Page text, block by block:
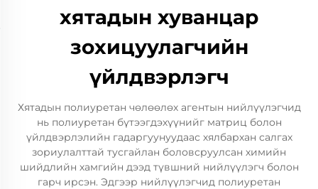
хятадын хуванцар
зохицуулагчийн
үйлдвэрлэгч
Хятадын полиуретан чөлөөлөх агентын нийлүүлэгчид
нь полиуретан бүтээгдэхүүнийг матриц болон
үйлдвэрлэлийн гадаргуунуудаас хялбархан салгах
зориулалттай тусгайлан боловсруулсан химийн
шийдлийн хамгийн дээд түвшний нийлүүлэгч болон
гарч ирсэн. Эдгээр нийлүүлэгчид полиуретан